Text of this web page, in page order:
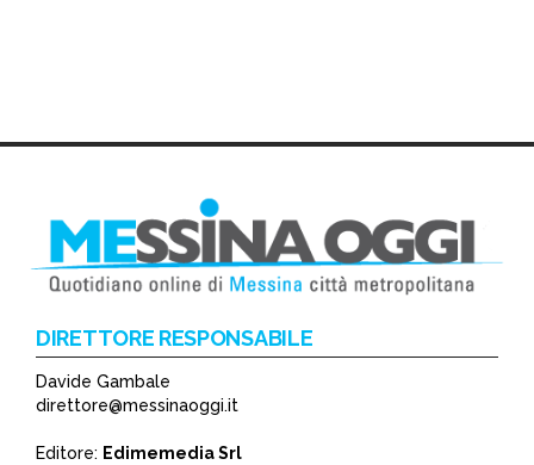
DIRETTORE RESPONSABILE
Davide Gambale
direttore@messinaoggi.it
Editore: Edimemedia Srl